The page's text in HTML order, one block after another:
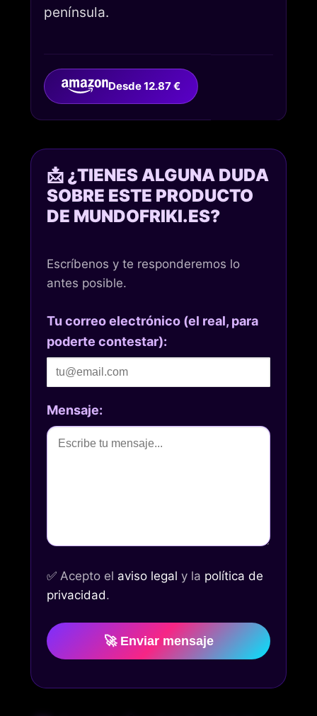
península.
Desde 12.87 €
📩 ¿TIENES ALGUNA DUDA
SOBRE ESTE PRODUCTO
DE MUNDOFRIKI.ES?
Escríbenos y te responderemos lo
antes posible.
Tu correo electrónico (el real, para
poderte contestar):
Mensaje:
✅ Acepto el aviso legal y la política de
privacidad.
🚀 Enviar mensaje